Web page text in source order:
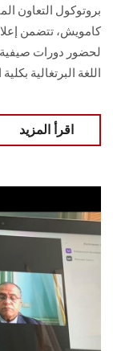
بروتوكول التعاون
كامويش، تتضمن
لحضور دورات صيفية
اللغة البرتغالية
اقرأ المزيد